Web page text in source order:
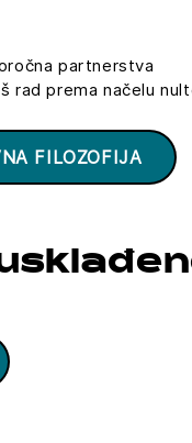
partnerstva
rad prema načelu
FILOZOFIJA